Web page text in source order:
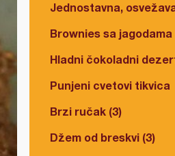
Jednostavna,
Brownies sa jagodama
Hladni čokoladni
Punjeni cvetovi tikvica
Brzi ručak (3)
Džem od breskvi (3)